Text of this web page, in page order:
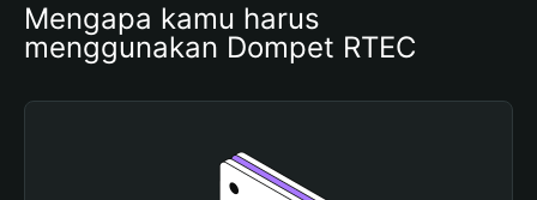
Mengapa kamu harus
menggunakan Dompet RTEC